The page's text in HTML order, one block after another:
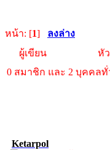
หน้า: [1] ลงล่าง
ผู้เขียน
หั
0 สมาชิก และ 2 บุคคล
Ketarpol